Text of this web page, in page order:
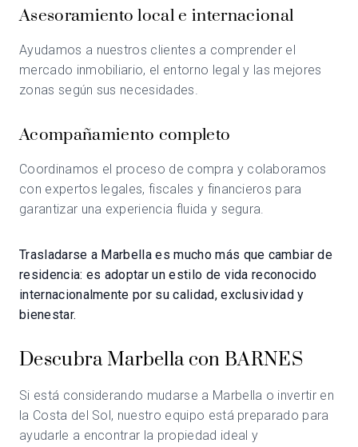
Asesoramiento local e internacional
Ayudamos a nuestros clientes a comprender el
mercado inmobiliario, el entorno legal y las mejores
zonas según sus necesidades.
Acompañamiento completo
Coordinamos el proceso de compra y colaboramos
con expertos legales, fiscales y financieros para
garantizar una experiencia fluida y segura.
Trasladarse a Marbella es mucho más que cambiar de
residencia: es adoptar un estilo de vida reconocido
internacionalmente por su calidad, exclusividad y
bienestar.
Descubra Marbella con BARNES
Si está considerando mudarse a Marbella o invertir en
la Costa del Sol, nuestro equipo está preparado para
ayudarle a encontrar la propiedad ideal y